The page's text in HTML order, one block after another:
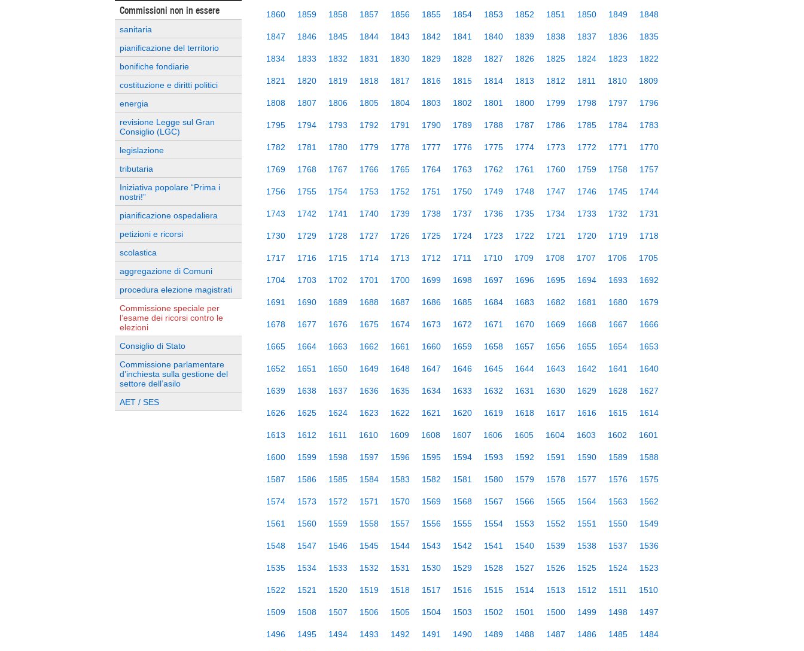
Commissioni non in essere
sanitaria
pianificazione del territorio
bonifiche fondiarie
costituzione e diritti politici
energia
revisione Legge sul Gran
Consiglio (LGC)
legislazione
tributaria
Iniziativa popolare “Prima i
nostri!”
pianificazione ospedaliera
petizioni e ricorsi
scolastica
aggregazione di Comuni
procedura elezione magistrati
Commissione speciale per
l’esame dei ricorsi contro le
elezioni
Consiglio di Stato
Commissione parlamentare
d’inchiesta sulla gestione del
settore dell’asilo
AET / SES
1860 1859 1858 1857 1856 1855 1854 1853 1852 1851 1850 1849 1848
1847 1846 1845 1844 1843 1842 1841 1840 1839 1838 1837 1836 1835
1834 1833 1832 1831 1830 1829 1828 1827 1826 1825 1824 1823 1822
1821 1820 1819 1818 1817 1816 1815 1814 1813 1812 1811 1810 1809
1808 1807 1806 1805 1804 1803 1802 1801 1800 1799 1798 1797 1796
1795 1794 1793 1792 1791 1790 1789 1788 1787 1786 1785 1784 1783
1782 1781 1780 1779 1778 1777 1776 1775 1774 1773 1772 1771 1770
1769 1768 1767 1766 1765 1764 1763 1762 1761 1760 1759 1758 1757
1756 1755 1754 1753 1752 1751 1750 1749 1748 1747 1746 1745 1744
1743 1742 1741 1740 1739 1738 1737 1736 1735 1734 1733 1732 1731
1730 1729 1728 1727 1726 1725 1724 1723 1722 1721 1720 1719 1718
1717 1716 1715 1714 1713 1712 1711 1710 1709 1708 1707 1706 1705
1704 1703 1702 1701 1700 1699 1698 1697 1696 1695 1694 1693 1692
1691 1690 1689 1688 1687 1686 1685 1684 1683 1682 1681 1680 1679
1678 1677 1676 1675 1674 1673 1672 1671 1670 1669 1668 1667 1666
1665 1664 1663 1662 1661 1660 1659 1658 1657 1656 1655 1654 1653
1652 1651 1650 1649 1648 1647 1646 1645 1644 1643 1642 1641 1640
1639 1638 1637 1636 1635 1634 1633 1632 1631 1630 1629 1628 1627
1626 1625 1624 1623 1622 1621 1620 1619 1618 1617 1616 1615 1614
1613 1612 1611 1610 1609 1608 1607 1606 1605 1604 1603 1602 1601
1600 1599 1598 1597 1596 1595 1594 1593 1592 1591 1590 1589 1588
1587 1586 1585 1584 1583 1582 1581 1580 1579 1578 1577 1576 1575
1574 1573 1572 1571 1570 1569 1568 1567 1566 1565 1564 1563 1562
1561 1560 1559 1558 1557 1556 1555 1554 1553 1552 1551 1550 1549
1548 1547 1546 1545 1544 1543 1542 1541 1540 1539 1538 1537 1536
1535 1534 1533 1532 1531 1530 1529 1528 1527 1526 1525 1524 1523
1522 1521 1520 1519 1518 1517 1516 1515 1514 1513 1512 1511 1510
1509 1508 1507 1506 1505 1504 1503 1502 1501 1500 1499 1498 1497
1496 1495 1494 1493 1492 1491 1490 1489 1488 1487 1486 1485 1484